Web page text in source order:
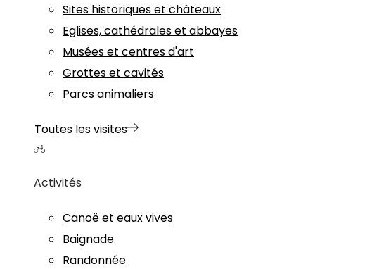
Sites historiques et châteaux
Eglises, cathédrales et abbayes
Musées et centres d'art
Grottes et cavités
Parcs animaliers
Toutes les visites
Activités
Canoë et eaux vives
Baignade
Randonnée